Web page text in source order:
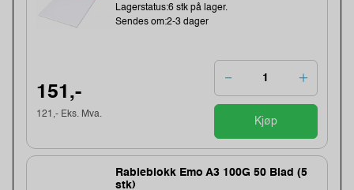
Lagerstatus:6 stk på lager.
Sendes om:2-3 dager
151,-
121,- Eks. Mva.
Kjøp
Rableblokk Emo A3 100G 50 Blad (5
stk)